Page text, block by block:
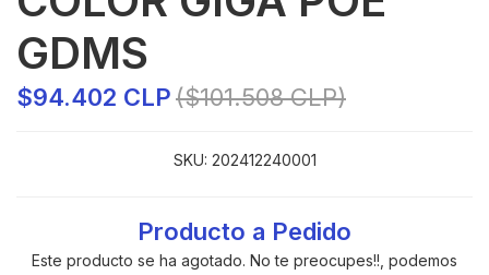
GDMS
$94.402 CLP($101.508 CLP)
SKU: 202412240001
Producto a Pedido
Este producto se ha agotado. No te preocupes!!, podemos